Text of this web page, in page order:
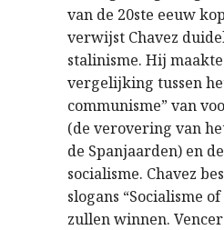
van de 20ste eeuw
verwijst Chavez
stalinisme. Hij
vergelijking tussen
communisme” van
(de verovering van
de Spanjaarden) en
socialisme. Chavez
slogans “Socialisme
zullen winnen.